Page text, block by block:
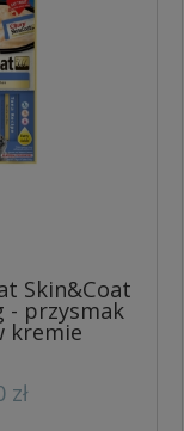
Skin&Coat
- przysmak
kremie
zł